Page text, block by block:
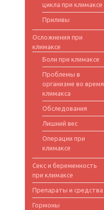
цикла при климаксе
Приливы
Осложнения при
климаксе
Боли при климаксе
Проблемы в
организме во время
климакса
Обследования
Лишний вес
Операции при
климаксе
Секс и беременность
при климаксе
Препараты и средства
Гормоны